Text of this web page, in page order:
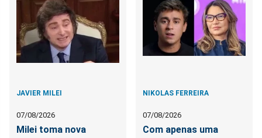
JAVIER MILEI
07/08/2026
Milei toma nova
NIKOLAS FERREIRA
07/08/2026
Com apenas uma